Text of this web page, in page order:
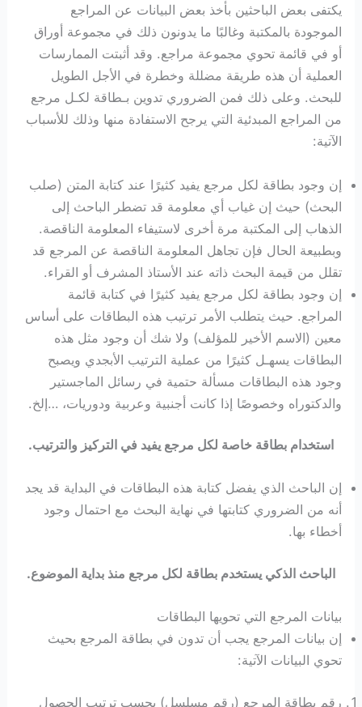
يكتفى بعض الباحثين بأخذ بعض البيانات عن المراجع
الموجودة بالمكتبة وغالبًا ما يدونون ذلك في مجموعة أوراق
أو في قائمة تحوي مجموعة مراجع. وقد أثبتت الممارسات
العملية أن هذه طريقة مضللة وخطرة في الأجل الطويل
للبحث. وعلى ذلك فمن الضروري تدوين بـطاقة لكـل مرجع
من المراجع المبدئية التي يرجح الاستفادة منها وذلك للأسباب
الآتية:
إن وجود بطاقة لكل مرجع يفيد كثيرًا عند كتابة المتن (صلب
البحث) حيث إن غياب أي معلومة قد تضطر الباحث إلى
الذهاب إلى المكتبة مرة أخرى لاستيفاء المعلومة الناقصة.
وبطبيعة الحال فإن تجاهل المعلومة الناقصة عن المرجع قد
تقلل من قيمة البحث ذاته عند الأستاذ المشرف أو القراء.
إن وجود بطاقة لكل مرجع يفيد كثيرًا في كتابة قائمة
المراجع. حيث يتطلب الأمر ترتيب هذه البطاقات على أساس
معين (الاسم الأخير للمؤلف) ولا شك أن وجود مثل هذه
البطاقات يسهـل كثيرًا من عملية الترتيب الأبجدي ويصبح
وجود هذه البطاقات مسألة حتمية في رسائل الماجستير
والدكتوراه وخصوصًا إذا كانت أجنبية وعربية ودوريات، …إلخ.
استخدام بطاقة خاصة لكل مرجع يفيد في التركيز والترتيب.
إن الباحث الذي يفضل كتابة هذه البطاقات في البداية قد يجد
أنه من الضروري كتابتها في نهاية البحث مع احتمال وجود
أخطاء بها.
الباحث الذكي يستخدم بطاقة لكل مرجع منذ بداية الموضوع.
بيانات المرجع التي تحويها البطاقات
إن بيانات المرجع يجب أن تدون في بطاقة المرجع بحيث
تحوي البيانات الآتية:
رقم بطاقة المرجع (رقم مسلسل) بحسب ترتيب الحصول